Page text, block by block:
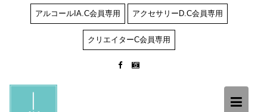
アルコールIA.C会員専用 アクセサリーD.C会員専用
クリエイターC会員専用